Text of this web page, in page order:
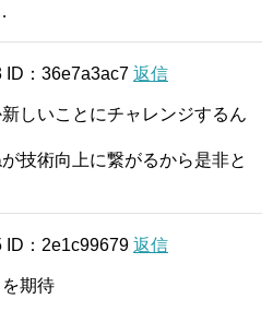
ID：36e7a3ac7 返信
しいことにチャレンジするん
技術向上に繋がるから是非と
ID：2e1c99679 返信
期待